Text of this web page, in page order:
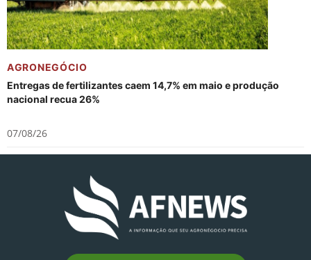
AGRONEGÓCIO
Entregas de fertilizantes caem 14,7% em maio e produção
nacional recua 26%
07/08/26